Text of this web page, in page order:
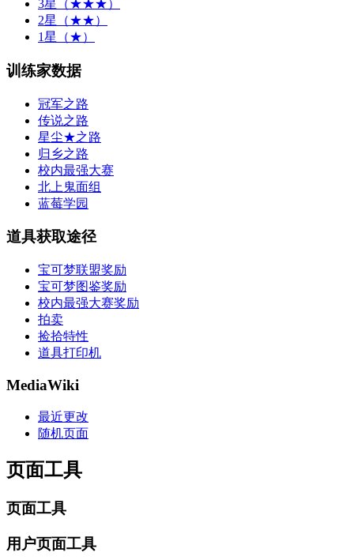
3星（★★★）
2星（★★）
1星（★）
训练家数据
冠军之路
传说之路
星尘★之路
归乡之路
校内最强大赛
北上鬼面组
蓝莓学园
道具获取途径
宝可梦联盟奖励
宝可梦图鉴奖励
校内最强大赛奖励
拍卖
捡拾特性
道具打印机
MediaWiki
最近更改
随机页面
页面工具
页面工具
用户页面工具